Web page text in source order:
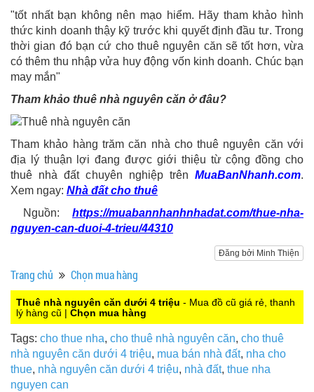
"tốt nhất bạn không nên mạo hiểm. Hãy tham khảo hình
thức kinh doanh thậy kỹ trước khi quyết định đầu tư. Trong
thời gian đó bạn cứ cho thuê nguyên căn sẽ tốt hơn, vừa
có thêm thu nhập vửa huy động vốn kinh doanh. Chúc bạn
may mắn"
Tham khảo thuê nhà nguyên căn ở đâu?
Tham khảo hàng trăm căn nhà cho thuê nguyên căn với
địa lý thuận lợi đang được giới thiệu từ cộng đồng cho
thuê nhà đất chuyên nghiệp trên MuaBanNhanh.com.
Xem ngay: Nhà đất cho thuê
Nguồn: https://muabannhanhnhadat.com/thue-nha-
nguyen-can-duoi-4-trieu/44310
Đăng bởi Minh Thiện
Trang chủ Chọn mua hàng
Thuê nhà nguyên căn dưới 4 triệu - Mua đồ cũ giá rẻ, thanh
lý hàng cũ | Chọn mua hàng
Tags: cho thue nha, cho thuê nhà nguyên căn, cho thuê
nhà nguyên căn dưới 4 triệu, mua bán nhà đất, nha cho
thue, nhà nguyên căn dưới 4 triệu, nhà đất, thue nha
nguyen can